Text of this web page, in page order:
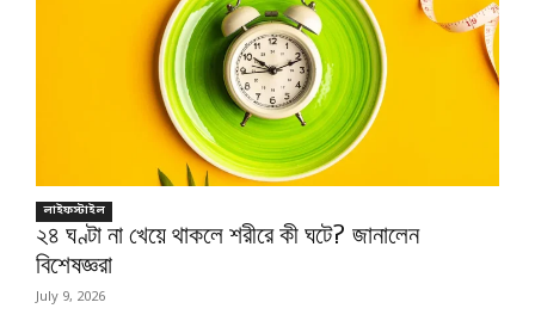
লাইফস্টাইল
২৪ ঘণ্টা না খেয়ে থাকলে শরীরে কী ঘটে? জানালেন
বিশেষজ্ঞরা
July 9, 2026